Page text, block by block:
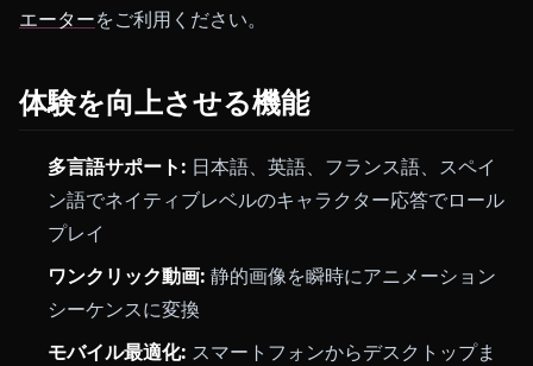
エーターをご利用ください。
体験を向上させる機能
多言語サポート: 日本語、英語、フランス語、スペイ
ン語でネイティブレベルのキャラクター応答でロール
プレイ
ワンクリック動画: 静的画像を瞬時にアニメーション
シーケンスに変換
モバイル最適化: スマートフォンからデスクトップま